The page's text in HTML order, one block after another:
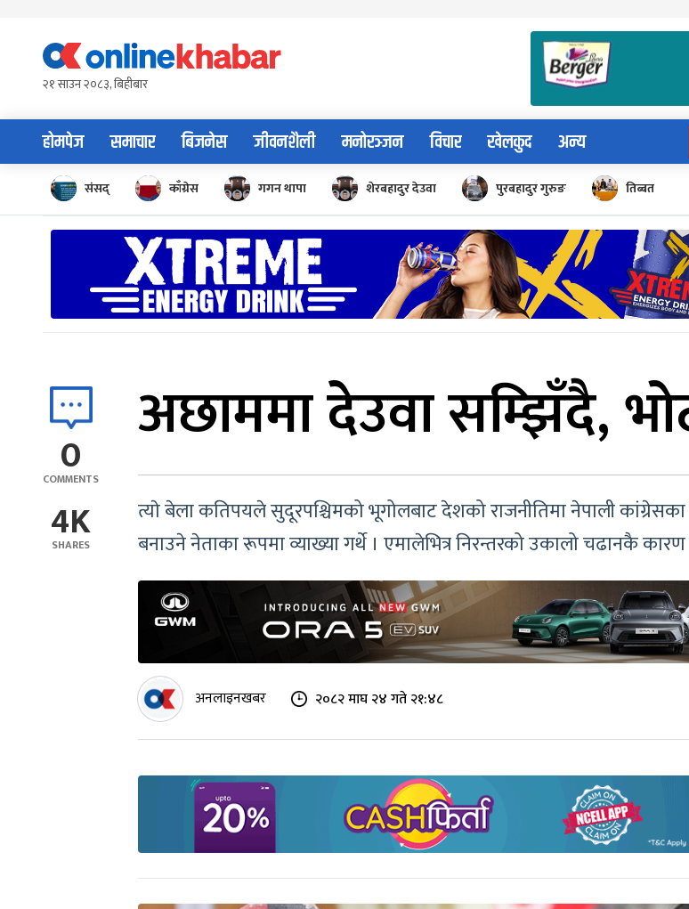
content२१ साउन २०८३, बिहीबार
होमपेज समाचार बिजनेस जीवनशैली मनोरञ्जन विचार खेलकुद अन्य
संसद् काँग्रेस गगन थापा शेरबहादुर देउवा पुरबहादुर गुरुङ तिब्बत
0
COMMENTS
4K
SHARES
अछाममा देउवा सम्झिँदै,
त्याे बेला कतिपयले सुदूरपश्चिमको भूगोलबाट देशको राजनीतिमा नेपाली
बनाउने नेताका रूपमा व्याख्या गर्थे । एमालेभित्र निरन्तरको उकालो चढानकै
अनलाइनखबर २०८२ माघ २४ गते २१:४८